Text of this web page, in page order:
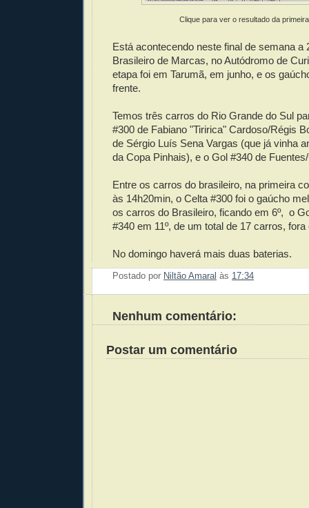
Clique para ver o resultado da
Está acontecendo neste final de semana a
Brasileiro de Marcas, no Autódromo de
etapa foi em Tarumã, em junho, e os
frente.
Temos três carros do Rio Grande do Sul
#300 de Fabiano "Tiririca" Cardoso/Régis
de Sérgio Luís Sena Vargas (que já vinha
da Copa Pinhais), e o Gol #340 de
Entre os carros do brasileiro, na primeira
às 14h20min, o Celta #300 foi o gaúcho
os carros do Brasileiro, ficando em 6º, o
#340 em 11º, de um total de 17 carros,
No domingo haverá mais duas baterias.
Postado por Niltão Amaral às 17:34
Nenhum comentário:
Postar um comentário